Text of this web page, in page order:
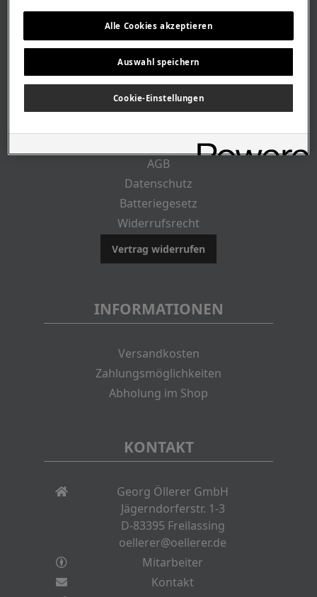
Stellenangebote
Geschichte
RECHTLICHES
AGB
Datenschutz
Batteriegesetz
Widerrufsrecht
Vertrag widerrufen
INFORMATIONEN
Versandkosten
Zahlungsmöglichkeiten
Abholung im Shop
KONTAKT
Georg Öllerer GmbH
Jägerndorferstr. 1-3
D-83395 Freilassing
oellerer@oellerer.de
Mitarbeiter
Kontakt
Alle Cookies akzeptieren
Auswahl speichern
Cookie-Einstellungen